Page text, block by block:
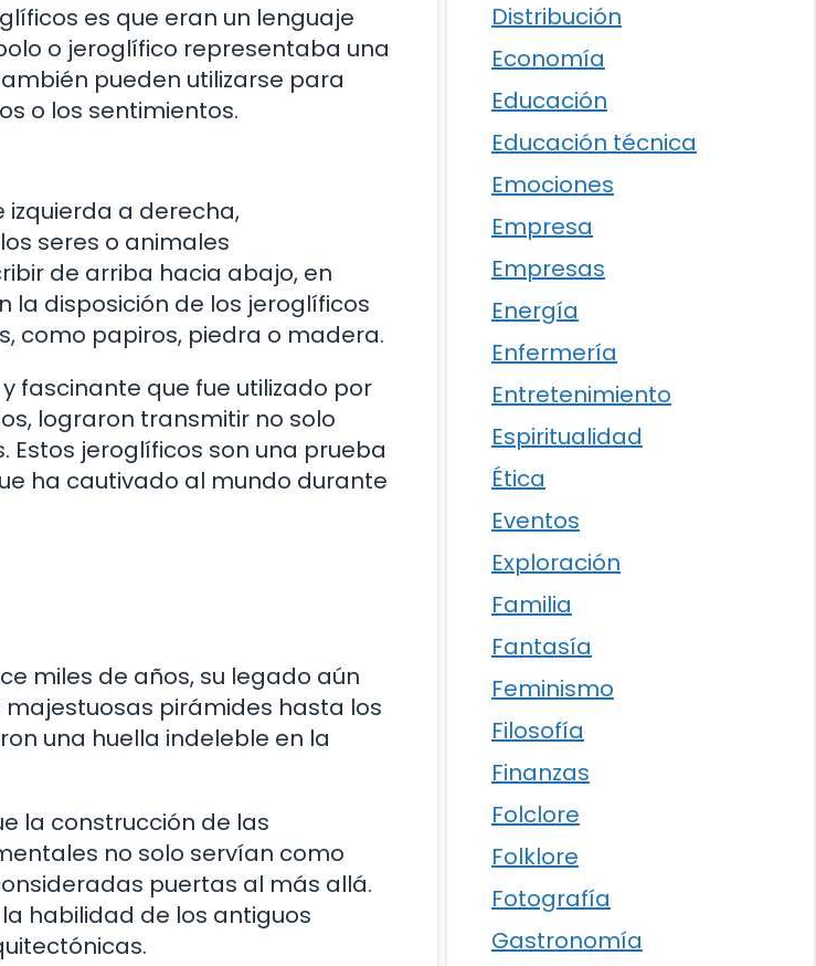
es que eran un lenguaje
o jeroglífico representaba una
pueden utilizarse para
o los sentimientos.
izquierda a derecha,
seres o animales
de arriba hacia abajo, en
la disposición de los jeroglíficos
como papiros, piedra o madera.
fascinante que fue utilizado por
lograron transmitir no solo
jeroglíficos son una prueba
ha cautivado al mundo durante
miles de años, su legado aún
pirámides hasta los
una huella indeleble en la
la construcción de las
no solo servían como
puertas al más allá.
habilidad de los antiguos
Distribución
Economía
Educación
Educación técnica
Emociones
Empresa
Empresas
Energía
Enfermería
Entretenimiento
Espiritualidad
Ética
Eventos
Exploración
Familia
Fantasía
Feminismo
Filosofía
Finanzas
Folclore
Folklore
Fotografía
Gastronomía